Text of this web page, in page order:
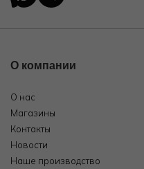
О компании
О нас
Магазины
Контакты
Новости
Наше производство